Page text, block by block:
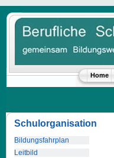
Home
Schulorganisation
Bildungsfahrplan
Leitbild